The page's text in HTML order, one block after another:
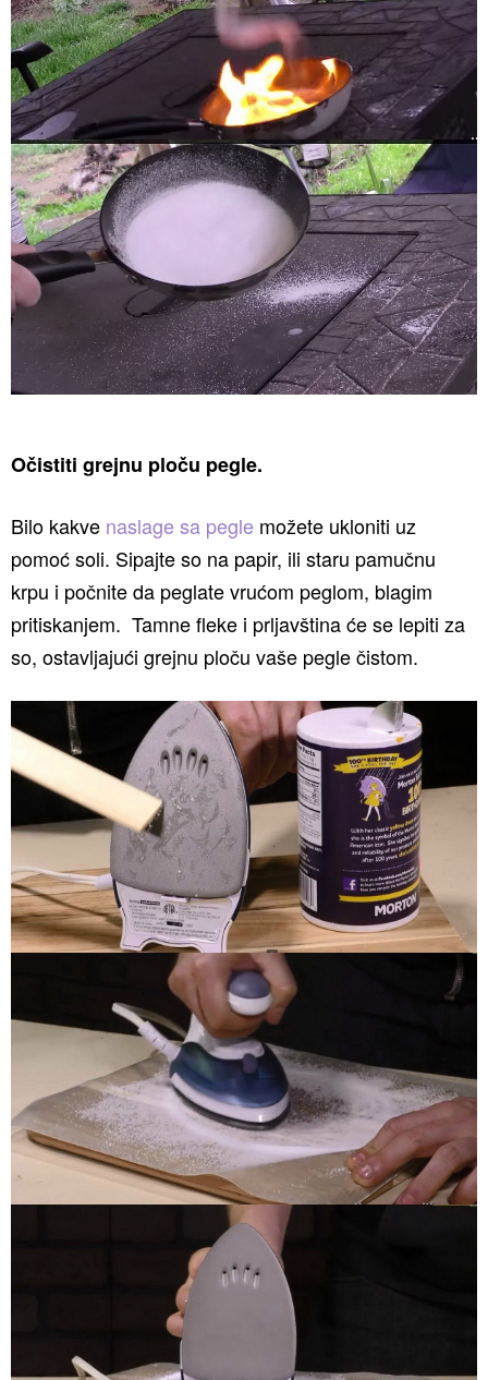
Očistiti grejnu ploču pegle.
Bilo kakve naslage sa pegle možete ukloniti uz
pomoć soli. Sipajte so na papir, ili staru pamučnu
krpu i počnite da peglate vrućom peglom, blagim
pritiskanjem. Tamne fleke i prljavština će se lepiti za
so, ostavljajući grejnu ploču vaše pegle čistom.